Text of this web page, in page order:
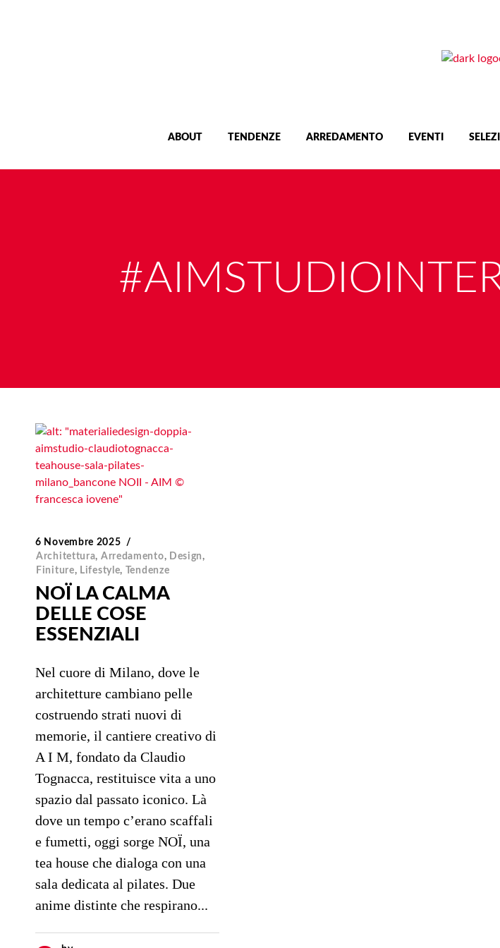
ABOUT TENDENZE ARREDAMENTO EVENTI
6 Novembre 2025
Architettura, Arredamento, Design,
Finiture, Lifestyle, Tendenze
NOÏ LA CALMA
DELLE COSE
ESSENZIALI
Nel cuore di Milano, dove le
architetture cambiano pelle
costruendo strati nuovi di
memorie, il cantiere creativo di
A I M, fondato da Claudio
Tognacca, restituisce vita a uno
spazio dal passato iconico. Là
dove un tempo c’erano scaffali
e fumetti, oggi sorge NOÏ, una
tea house che dialoga con una
sala dedicata al pilates. Due
anime distinte che respirano...